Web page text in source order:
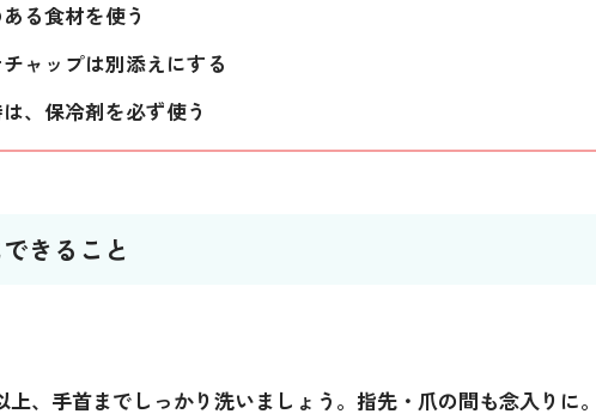
る食材を使う
ャップは別添えにする
、保冷剤を必ず使う
きること
、手首までしっかり洗いましょう。指先・爪の間も念入りに。